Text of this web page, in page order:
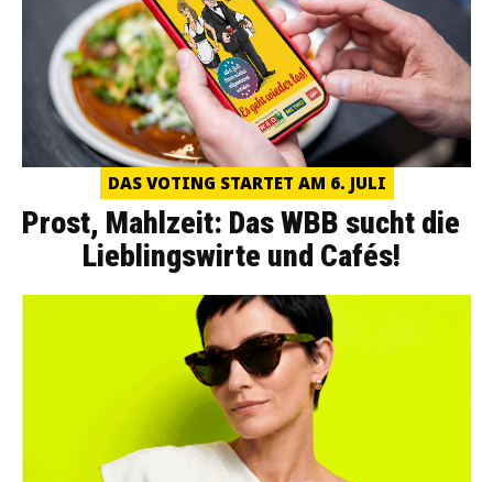
DAS VOTING STARTET AM 6. JULI
Prost, Mahlzeit: Das WBB sucht die
Lieblingswirte und Cafés!